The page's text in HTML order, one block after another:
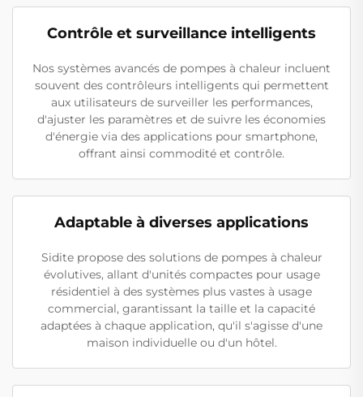
Contrôle et surveillance intelligents
Nos systèmes avancés de pompes à chaleur incluent
souvent des contrôleurs intelligents qui permettent
aux utilisateurs de surveiller les performances,
d'ajuster les paramètres et de suivre les économies
d'énergie via des applications pour smartphone,
offrant ainsi commodité et contrôle.
Adaptable à diverses applications
Sidite propose des solutions de pompes à chaleur
évolutives, allant d'unités compactes pour usage
résidentiel à des systèmes plus vastes à usage
commercial, garantissant la taille et la capacité
adaptées à chaque application, qu'il s'agisse d'une
maison individuelle ou d'un hôtel.